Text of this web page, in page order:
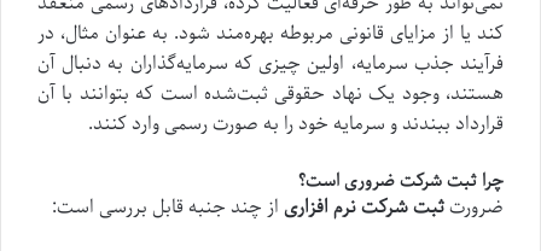
کند یا از مزایای قانونی مربوطه بهره‌مند شود. به عنوان مثال، در
فرآیند جذب سرمایه، اولین چیزی که سرمایه‌گذاران به دنبال آن
هستند، وجود یک نهاد حقوقی ثبت‌شده است که بتوانند با آن
قرارداد ببندند و سرمایه خود را به صورت رسمی وارد کنند.
چرا ثبت شرکت ضروری است؟
ضرورتثبت شرکت نرم افزاریاز چند جنبه قابل بررسی است: